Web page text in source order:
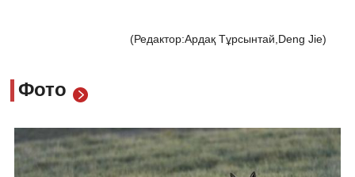
(Редактор:Ардақ Тұрсынтай,Deng Jie)
Фото